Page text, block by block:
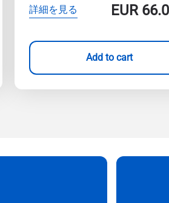
詳細を見る EUR
Add to cart